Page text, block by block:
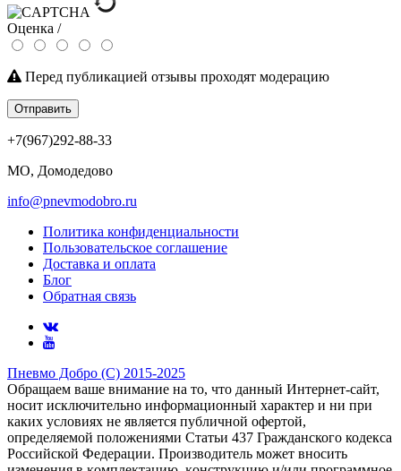
Оценка /
Перед публикацией отзывы проходят модерацию
Отправить
+7(967)292-88-33
МО, Домодедово
info@pnevmodobro.ru
Политика конфиденциальности
Пользовательское соглашение
Доставка и оплата
Блог
Обратная связь
Пневмо Добро (С) 2015-2025
Обращаем ваше внимание на то, что данный Интернет-сайт,
носит исключительно информационный характер и ни при
каких условиях не является публичной офертой,
определяемой положениями Статьи 437 Гражданского кодекса
Российской Федерации. Πpoизвoдитeль мoжeт внocить